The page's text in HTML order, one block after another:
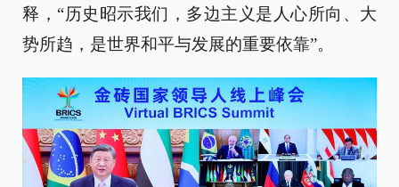
释，“历史昭示我们，多边主义是人心所向、大
势所趋，是世界和平与发展的重要依靠”。